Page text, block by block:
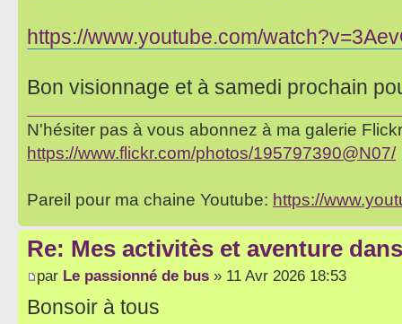
https://www.youtube.com/
Bon visionnage et à samedi prochain
N'hésiter pas à vous abonnez à ma galerie
https://www.flickr.com/photos/195797390@N07/
Pareil pour ma chaine Youtube: https://
Re: Mes activitès et aventure
par Le passionné de bus » 11 Avr 2026 18:53
Bonsoir à tous